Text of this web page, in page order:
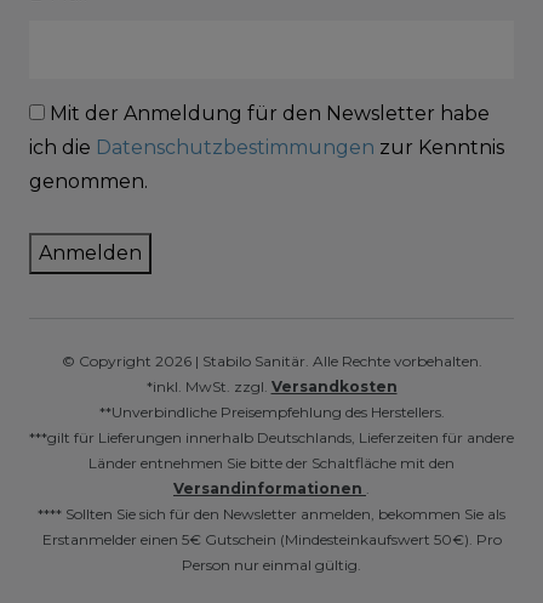
Mit der Anmeldung für den Newsletter habe
ich die Datenschutzbestimmungen zur Kenntnis
genommen.
Anmelden
© Copyright 2026 | Stabilo Sanitär. Alle Rechte vorbehalten.
*inkl. MwSt. zzgl. Versandkosten
**Unverbindliche Preisempfehlung des Herstellers.
***gilt für Lieferungen innerhalb Deutschlands, Lieferzeiten für andere
Länder entnehmen Sie bitte der Schaltfläche mit den
Versandinformationen .
**** Sollten Sie sich für den Newsletter anmelden, bekommen Sie als
Erstanmelder einen 5€ Gutschein (Mindesteinkaufswert 50€). Pro
Person nur einmal gültig.